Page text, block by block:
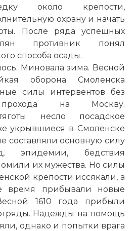
около крепости,
охрану и начать
После ряда успешных
противник понял
способа осады.
Миновала зима. Весной
оборона Смоленска
силы интервентов без
прохода на Москву.
несло посадское
укрывшиеся в Смоленске
составляли основную силу
эпидемии, бедствия
их мужества. Но силы
крепости иссякали, а
время прибывали новые
1610 года прибыли
Надежды на помощь
однако и попытки врага